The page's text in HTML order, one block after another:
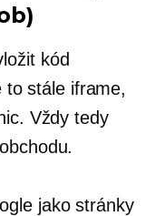
kód
stále iframe,
Vždy tedy
jako stránky